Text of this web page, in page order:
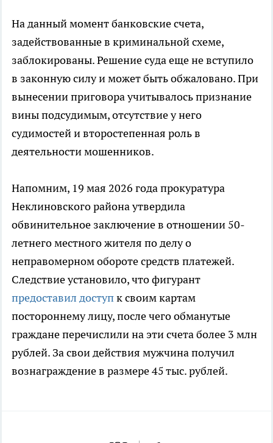
На данный момент банковские счета,
задействованные в криминальной схеме,
заблокированы. Решение суда еще не вступило
в законную силу и может быть обжаловано. При
вынесении приговора учитывалось признание
вины подсудимым, отсутствие у него
судимостей и второстепенная роль в
деятельности мошенников.
Напомним, 19 мая 2026 года прокуратура
Неклиновского района утвердила
обвинительное заключение в отношении 50-
летнего местного жителя по делу о
неправомерном обороте средств платежей.
Следствие установило, что фигурант
предоставил доступк своим картам
постороннему лицу, после чего обманутые
граждане перечислили на эти счета более 3 млн
рублей. За свои действия мужчина получил
вознаграждение в размере 45 тыс. рублей.